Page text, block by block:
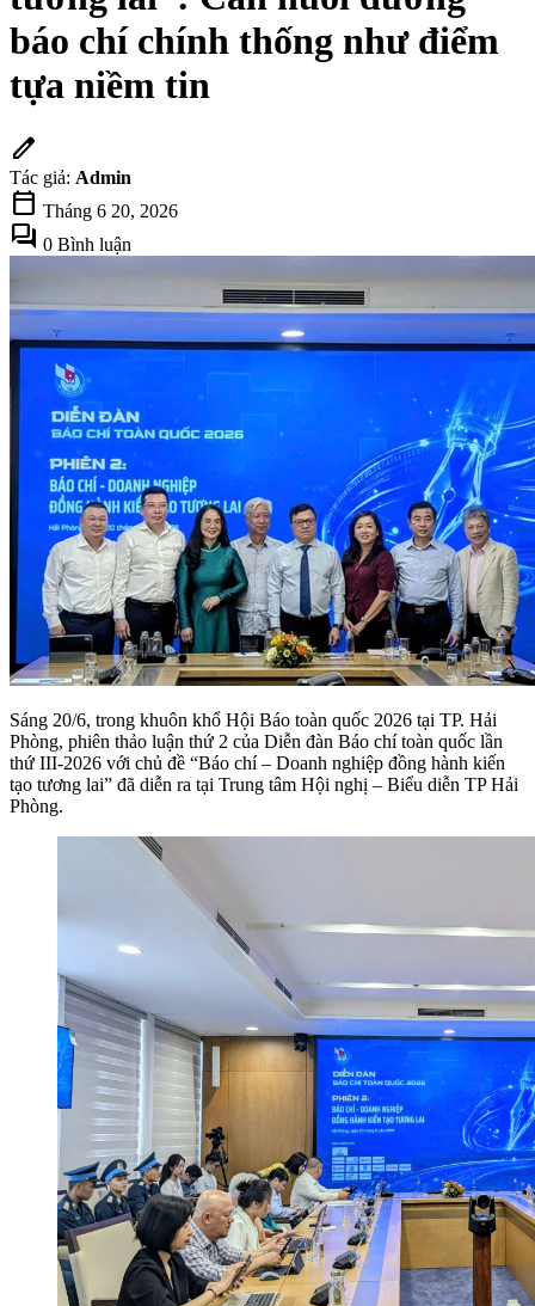
báo chí chính thống như điểm
tựa niềm tin
edit
Tác giả: Admin
calendar_today Tháng 6 20, 2026
forum 0 Bình luận
Sáng 20/6, trong khuôn khổ Hội Báo toàn quốc 2026 tại TP. Hải
Phòng, phiên thảo luận thứ 2 của Diễn đàn Báo chí toàn quốc lần
thứ III-2026 với chủ đề “Báo chí – Doanh nghiệp đồng hành kiến
tạo tương lai” đã diễn ra tại Trung tâm Hội nghị – Biểu diễn TP Hải
Phòng.